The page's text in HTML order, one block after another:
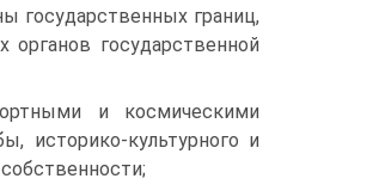
государ­ственных границ,
государственной
и космическими
историко-культурного и